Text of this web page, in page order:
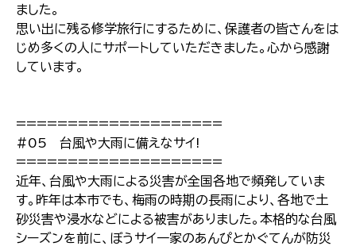
ました。
思い出に残る修学旅行にするために、保護者の皆さんをは
じめ多くの人にサポートしていただきました。心から感謝
しています。
====================
#05 台風や大雨に備えなサイ!
====================
近年、台風や大雨による災害が全国各地で頻発していま
す。昨年は本市でも、梅雨の時期の長雨により、各地で土
砂災害や浸水などによる被害がありました。本格的な台風
シーズンを前に、ぼうサイ一家のあんぴとかぐてんが防災